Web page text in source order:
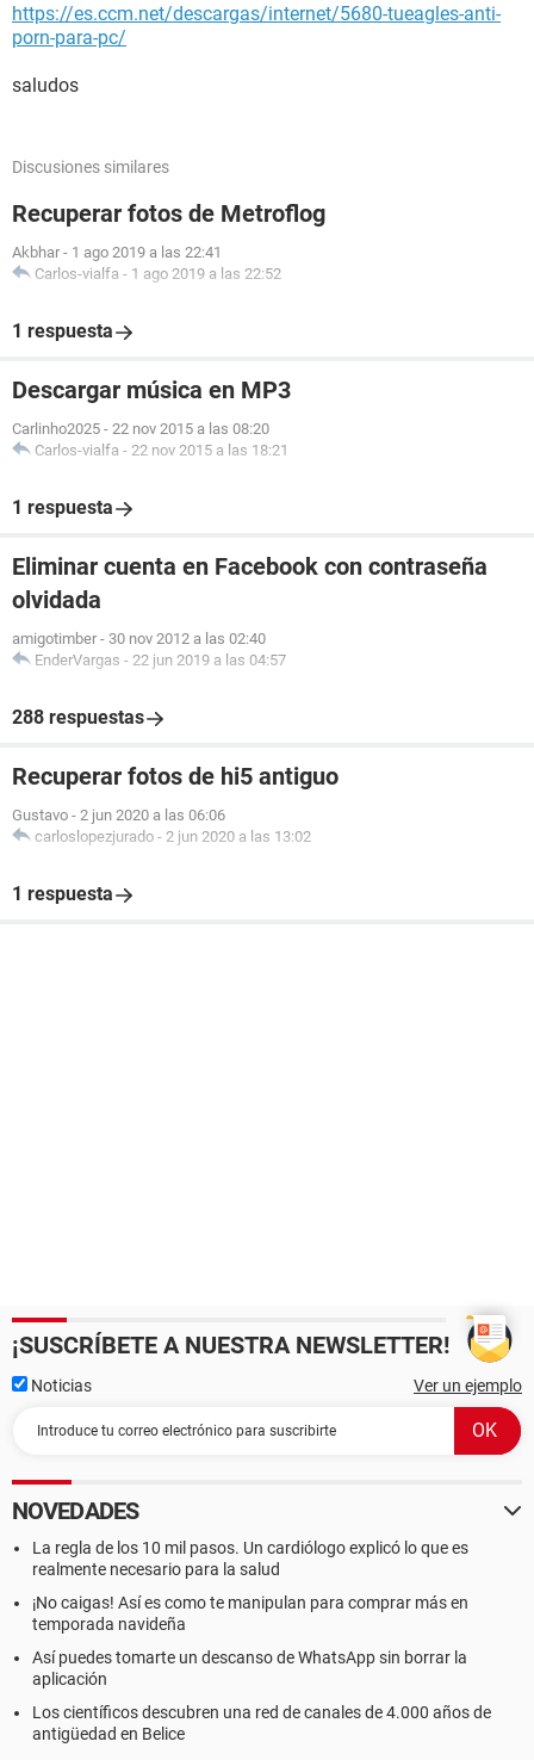
https://es.ccm.net/descargas/internet/5680-tueagles-anti-
porn-para-pc/
saludos
Discusiones similares
Recuperar fotos de Metroflog
Akbhar - 1 ago 2019 a las 22:41
Carlos-vialfa - 1 ago 2019 a las 22:52
1 respuesta
Descargar música en MP3
Carlinho2025 - 22 nov 2015 a las 08:20
Carlos-vialfa - 22 nov 2015 a las 18:21
1 respuesta
Eliminar cuenta en Facebook con contraseña
olvidada
amigotimber - 30 nov 2012 a las 02:40
EnderVargas - 22 jun 2019 a las 04:57
288 respuestas
Recuperar fotos de hi5 antiguo
Gustavo - 2 jun 2020 a las 06:06
carloslopezjurado - 2 jun 2020 a las 13:02
1 respuesta
¡SUSCRÍBETE A NUESTRA NEWSLETTER!
Noticias Ver un ejemplo
NOVEDADES
La regla de los 10 mil pasos. Un cardiólogo explicó lo que es
realmente necesario para la salud
¡No caigas! Así es como te manipulan para comprar más en
temporada navideña
Así puedes tomarte un descanso de WhatsApp sin borrar la
aplicación
Los científicos descubren una red de canales de 4.000 años de
antigüedad en Belice